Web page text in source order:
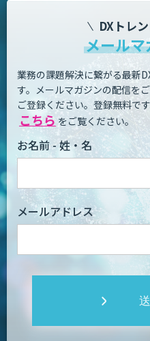
DXトレ
メール
業務の課題解決に繋がる最新
す。 メールマガジンの配信を
ご登録ください。登録無料です
こちら をご覧ください。
お名前 - 姓・名
メールアドレス